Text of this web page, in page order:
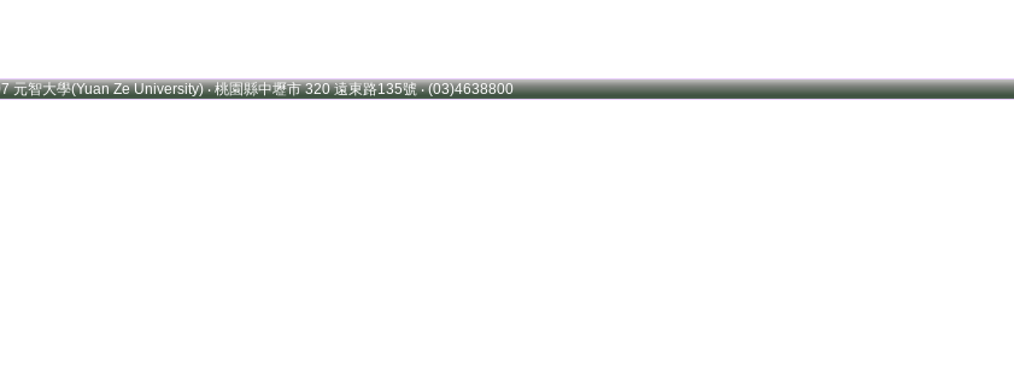
元智大學(Yuan Ze University) ‧ 桃園縣中壢市 320 遠東路135號 ‧ (03)4638800